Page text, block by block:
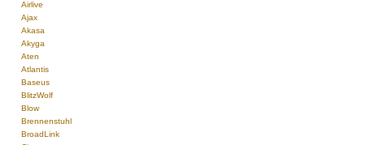
Airlive
Ajax
Akasa
Akyga
Aten
Atlantis
Baseus
BlitzWolf
Blow
Brennenstuhl
BroadLink